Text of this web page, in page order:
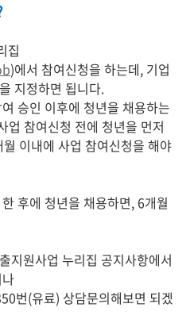
집
)에서 참여신청을 하는데, 기업
지정하면 됩니다.
승인 이후에 청년을 채용하는
업 참여신청 전에 청년을 먼저
이내에 사업 참여신청을 해야
후에 청년을 채용하면, 6개월
지원사업 누리집 공지사항에서
번(유료) 상담문의해보면 되겠